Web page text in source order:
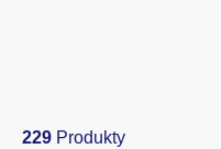
229 Produkty